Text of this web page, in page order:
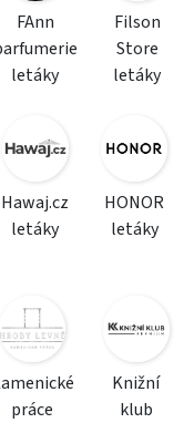
FAnn
letáky
Filson
Store
letáky
Hawaj.cz
letáky
HONOR
letáky
práce
Knižní
klub